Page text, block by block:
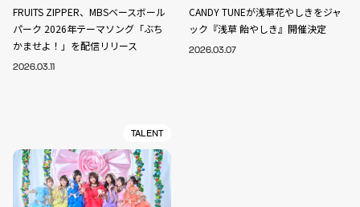
FRUITS ZIPPER、MBSベースボール
パーク 2026年テーマソング「ぶち
かませよ！」を配信リリース
2026.03.11
CANDY TUNEが浅草花やしきをジャ
ック『浅草 飴やしき』開催決定
2026.03.07
TALENT